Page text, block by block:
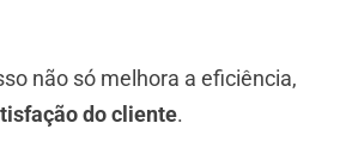
não só melhora a eficiência,
do cliente.